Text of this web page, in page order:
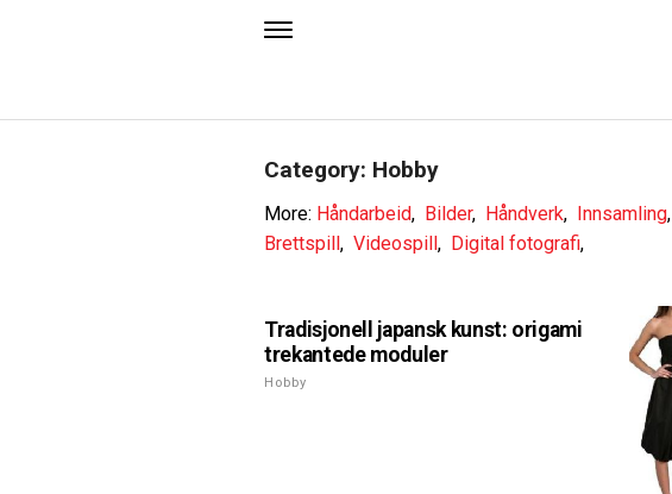
Category: Hobby
More: Håndarbeid, Bilder, Håndverk, Innsamling,
Brettspill, Videospill, Digital fotografi,
Tradisjonell japansk kunst: origami
trekantede moduler
Hobby